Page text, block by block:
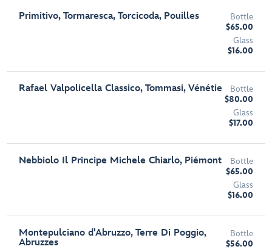
Primitivo, Tormaresca, Torcicoda, Pouilles
Bottle
$65.00
Glass
$16.00
Rafael Valpolicella Classico, Tommasi, Vénétie
Bottle
$80.00
Glass
$17.00
Nebbiolo Il Principe Michele Chiarlo, Piémont
Bottle
$65.00
Glass
$16.00
Montepulciano d'Abruzzo, Terre Di Poggio,
Abruzzes
Bottle
$56.00